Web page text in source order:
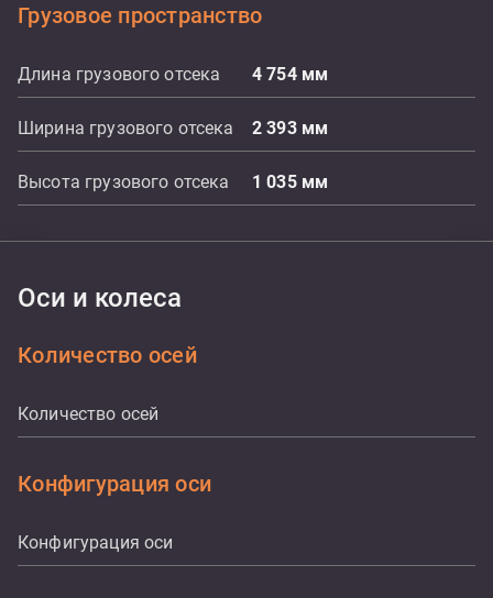
Грузовое пространство
Длина грузового отсека 4 754 мм
Ширина грузового отсека 2 393 мм
Высота грузового отсека 1 035 мм
Оси и колеса
Количество осей
Количество осей
Конфигурация оси
Конфигурация оси